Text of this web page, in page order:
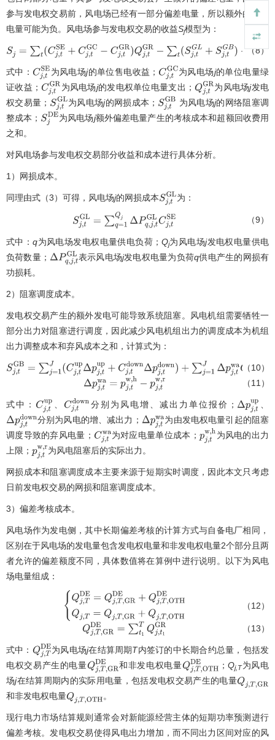
参与发电权交易前，风电场已经有一部分偏差电量，所以额外的偏差
电量可能为负。风电场参与发电权交易的收益Sj模型为：
Sj= ∑t Cj,tSE+C ,tG C−C tG R)Q tGR− t(S j,tGL+Sj, GB )−Sj DE （8）
式中：Cj,tS E
为风电场j的单位售电收益； Cj,tG C
为风电场j的单位电量绿
证收益； Cj,tG R
为风电场j的发电权单位电量支出； Qj,tG R
为风电场j发电
权交易量； Sj,tGL
为风电场j的网损成本； Sj,tG B
为风电场j的网络阻塞调
整成本； SjD E为风电场j额外偏差电量产生的考核成本和超额回收费用
之和。
对风电场参与发电权交易部分收益和成本进行具体分析。
1）网损成本。
同理由式（3）可得，风电场j的网损成本Sj,tGL
为：
Sj,tG L= ∑q=1Q jΔPq,j,tGLC （9）
式中：q为风电场发电权电量供电负荷；Qj为风电场j发电权电量供电
负荷数量； ΔPq,j,tGL
表示风电场j发电权电量为负荷q供电产生的网损有
功损耗。
2）阻塞调度成本。
发电权交易产生的额外发电可能导致系统阻塞。风电机组需要牺牲一
部分出力对阻塞进行调度，因此减少风电机组出力的调度成本为机组
出力调整成本和弃风成本之和，计算式为：
Sj,tG B= ∑j=1J(Cj,tup Δpj,tu p+ Cj,td nΔpj,tdown) +∑j=1J Δpj,twa Cj,tw
（10）
Δpj,tw a=pj,tw h−pj,tw （11）
式中： Cj,tu p、 Cj,td wn
分别为风电增、减出力单位报价； Δpj,tu p、
Δpj,tdown
分别为风电的增、减出力； Δpj,tw a
为由发电权电量引起的阻塞
调度导致的弃风电量； Cj,twa
为对应电量单位成本； pj,tw ,h
为风电的出力
上限； pj,tw,r
为风电阻塞后的实际出力。
网损成本和阻塞调度成本主要来源于短期实时调度，因此本文只考虑
日前发电权交易的网损和阻塞调度成本。
3）偏差考核成本。
风电场作为发电侧，其中长期偏差考核的计算方式与自备电厂相同，
区别在于风电场的发电量包含发电权电量和非发电权电量2个部分且两
者允许的偏差额度不同，具体数值将在算例中进行说明。以下为风电
场电量组成：
{Q j,T Qj,T E+ Qj, +Qj,T
（12）
Qj,T,GRDE =∑t1 TQj,t1 （13）
式中： Qj,TDE
为风电场j在结算周期T内签订的中长期合约总量，包括发
电权交易产生的电量Qj,T,GRDE
和非发电权电量Qj,T,OTHD E
；Qj,T为风电
场j在结算周期内的实际用电量，包括发电权交易产生的电量Qj,T,GR
和非发电权电量Qj,T,OTH。
现行电力市场结算规则通常会对新能源经营主体的短期功率预测进行
偏差考核。发电权交易使得风电出力增加，而不同出力区间对应的风